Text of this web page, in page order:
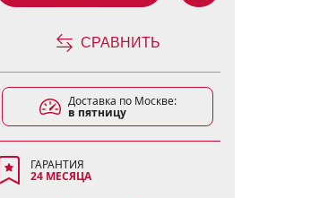
СРАВНИТЬ
Доставка по Москве:
в пятницу
ГАРАНТИЯ
24 МЕСЯЦА